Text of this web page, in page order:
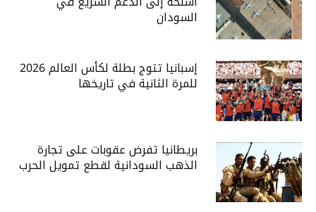
السودان
إسبانيا تتوج بطلة لكأس العالم 2026
للمرة الثانية في تاريخها
بريطانيا تفرض عقوبات على تجارة
الذهب السودانية لقطع تمويل الحرب